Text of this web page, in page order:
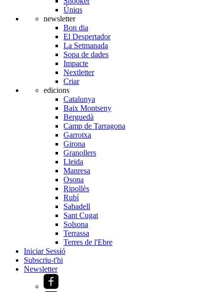
Úniqs
newsletter
Bon dia
El Despertador
La Setmanada
Sopa de dades
Impacte
Nextletter
Criar
edicions
Catalunya
Baix Montseny
Berguedà
Camp de Tarragona
Garrotxa
Girona
Granollers
Lleida
Manresa
Osona
Ripollès
Rubí
Sabadell
Sant Cugat
Solsona
Terrassa
Terres de l'Ebre
Iniciar Sessió
Subscriu-t'hi
Newsletter